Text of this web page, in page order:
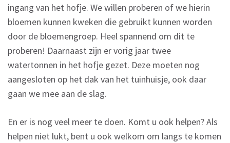
ingang van het hofje. We willen proberen of we hierin
bloemen kunnen kweken die gebruikt kunnen worden
door de bloemengroep. Heel spannend om dit te
proberen! Daarnaast zijn er vorig jaar twee
watertonnen in het hofje gezet. Deze moeten nog
aangesloten op het dak van het tuinhuisje, ook daar
gaan we mee aan de slag.
En er is nog veel meer te doen. Komt u ook helpen? Als
helpen niet lukt, bent u ook welkom om langs te komen